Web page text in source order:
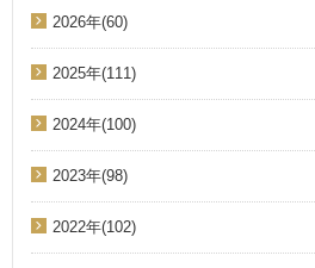
2026年(60)
2025年(111)
2024年(100)
2023年(98)
2022年(102)